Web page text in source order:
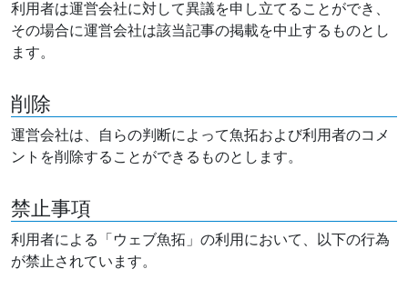
利用者は運営会社に対して異議を申し立てることができ、
その場合に運営会社は該当記事の掲載を中止するものとし
ます。
削除
運営会社は、自らの判断によって魚拓および利用者のコメ
ントを削除することができるものとします。
禁止事項
利用者による「ウェブ魚拓」の利用において、以下の行為
が禁止されています。